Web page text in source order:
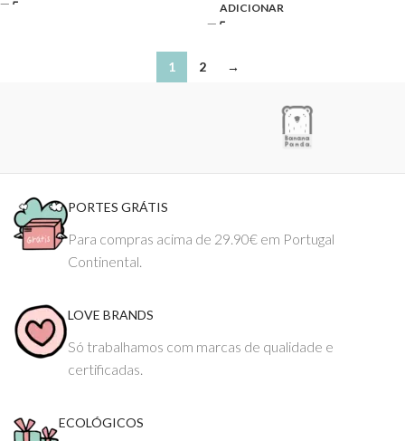
ADICIONAR
1 2 →
PORTES GRÁTIS
Para compras acima de 29.90€ em Portugal
Continental.
LOVE BRANDS
Só trabalhamos com marcas de qualidade e
certificadas.
ECOLÓGICOS